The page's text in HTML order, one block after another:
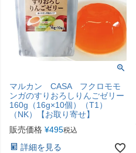
マルカン CASA フクロモモ
ンガのすりおろしりんごゼリー
160g（16g×10個）（T1）
（NK）【お取り寄せ】
販売価格 ¥495税込
詳細を見る